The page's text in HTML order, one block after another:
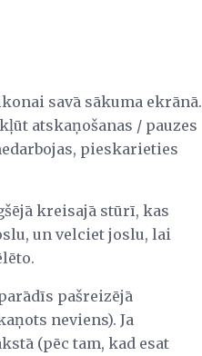
savā sākuma ekrānā.
atskaņošanas / pauzes
pieskarieties
kreisajā stūrī, kas
un velciet joslu, lai
pašreizējā
neviens). Ja
(pēc tam, kad esat